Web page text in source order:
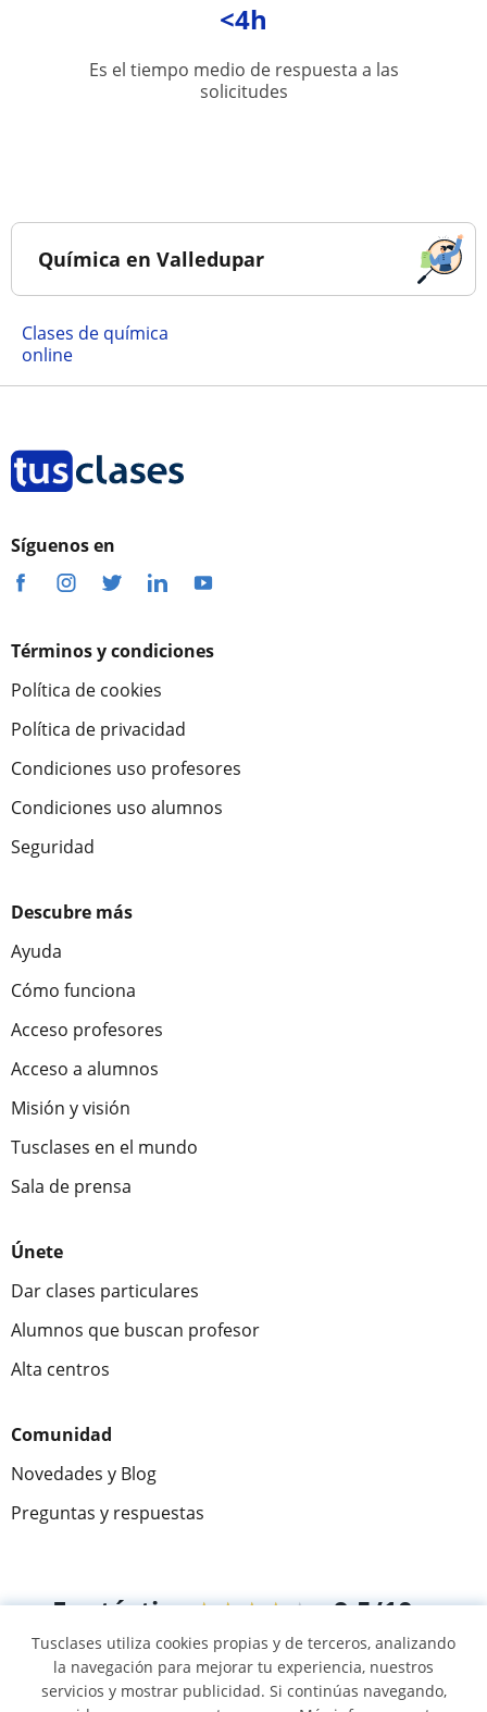
<4h
Es el tiempo medio de respuesta a las
solicitudes
Química en Valledupar
Clases de química
online
Síguenos en
Términos y condiciones
Política de cookies
Política de privacidad
Condiciones uso profesores
Condiciones uso alumnos
Seguridad
Descubre más
Ayuda
Cómo funciona
Acceso profesores
Acceso a alumnos
Misión y visión
Tusclases en el mundo
Sala de prensa
Únete
Dar clases particulares
Alumnos que buscan profesor
Alta centros
Comunidad
Novedades y Blog
Preguntas y respuestas
Fantástica★★★★★ 9,5/10
305915 opiniones de alumnos
Tusclases utiliza cookies propias y de terceros, analizando
la navegación para mejorar tu experiencia, nuestros
servicios y mostrar publicidad. Si continúas navegando,